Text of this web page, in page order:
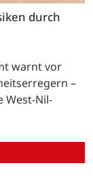
durch
warnt vor
–
West-Nil-